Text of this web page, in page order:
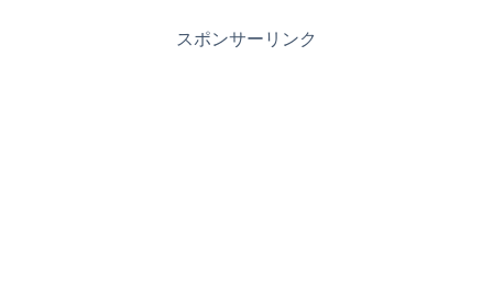
スポンサーリンク